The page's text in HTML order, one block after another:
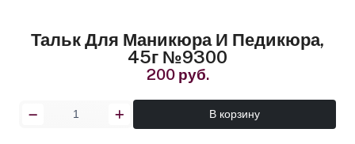
Тальк Для Маникюра И Педикюра,
45г №9300
200 руб.
В корзину